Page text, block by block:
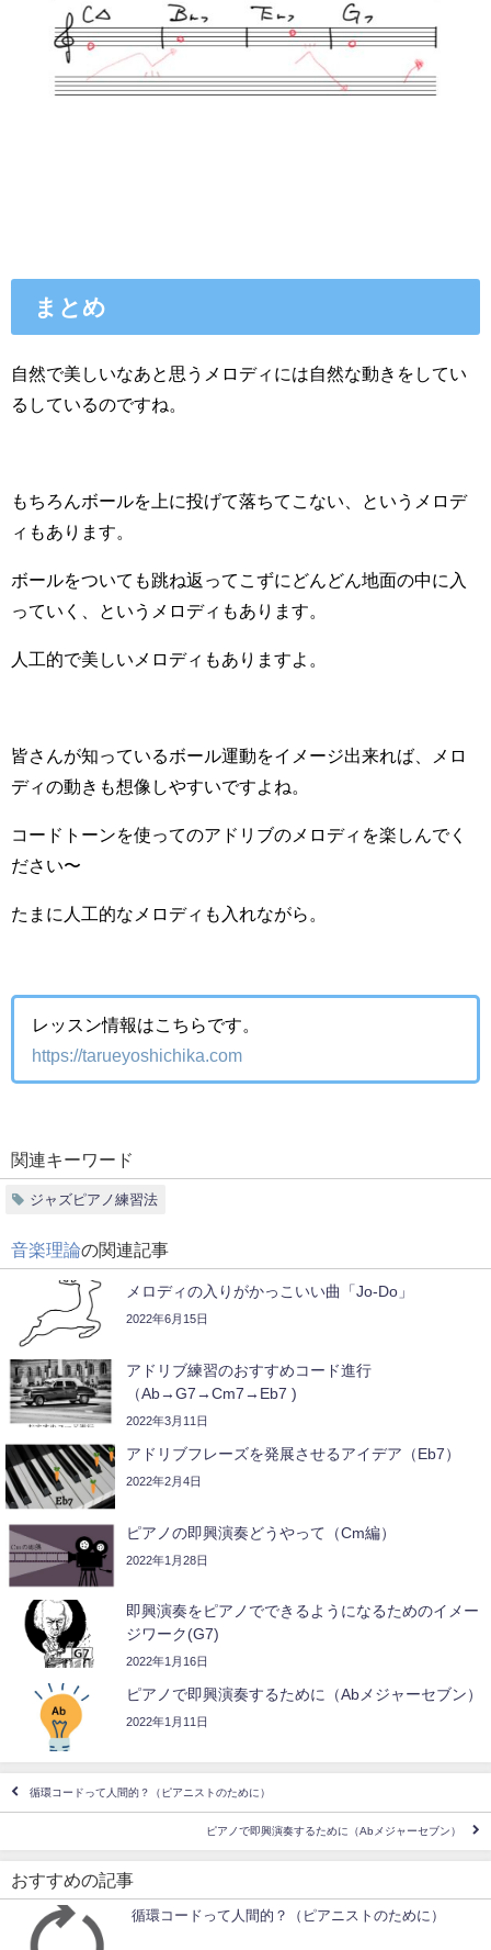
まとめ
自然で美しいなあと思うメロディには自然な動きをしてい
るしているのですね。
もちろんボールを上に投げて落ちてこない、というメロデ
ィもあります。
ボールをついても跳ね返ってこずにどんどん地面の中に入
っていく、というメロディもあります。
人工的で美しいメロディもありますよ。
皆さんが知っているボール運動をイメージ出来れば、メロ
ディの動きも想像しやすいですよね。
コードトーンを使ってのアドリブのメロディを楽しんでく
ださい〜
たまに人工的なメロディも入れながら。
レッスン情報はこちらです。
https://tarueyoshichika.com
関連キーワード
ジャズピアノ練習法
音楽理論の関連記事
メロディの入りがかっこいい曲「Jo-Do」
2022年6月15日
アドリブ練習のおすすめコード進行
（Ab→G7→Cm7→Eb7 )
2022年3月11日
アドリブフレーズを発展させるアイデア（Eb7）
2022年2月4日
ピアノの即興演奏どうやって（Cm編）
2022年1月28日
即興演奏をピアノでできるようになるためのイメー
ジワーク(G7)
2022年1月16日
ピアノで即興演奏するために（Abメジャーセブン）
2022年1月11日
循環コードって人間的？（ピアニストのために）
ピアノで即興演奏するために（Abメジャーセブン）
おすすめの記事
循環コードって人間的？（ピアニストのために）